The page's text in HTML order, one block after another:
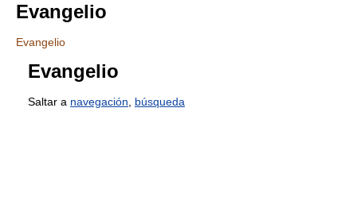
Evangelio
Evangelio
Evangelio
Saltar a navegación búsqueda